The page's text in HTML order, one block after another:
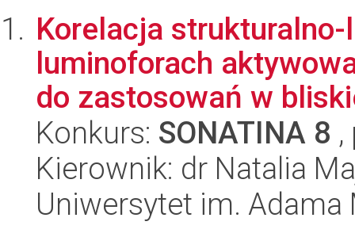
Korelacja
luminoforach
do zastosowań w
Konkurs: SONATINA 8
Kierownik: dr Natalia
Uniwersytet im.